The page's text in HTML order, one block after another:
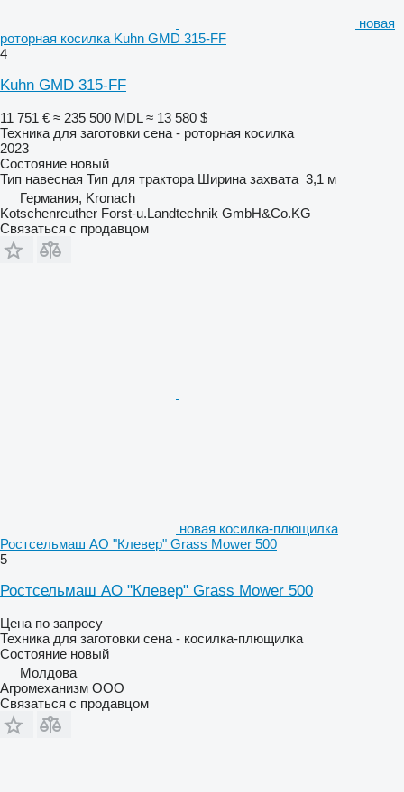
новая
роторная косилка Kuhn GMD 315-FF
4
Kuhn GMD 315-FF
11 751 € ≈ 235 500 MDL ≈ 13 580 $
Техника для заготовки сена - роторная косилка
2023
Состояние новый
Тип навесная Тип для трактора Ширина захвата 3,1 м
Германия, Kronach
Kotschenreuther Forst-u.Landtechnik GmbH&Co.KG
Связаться с продавцом
новая косилка-плющилка
Ростсельмаш АО "Клевер" Grass Mower 500
5
Ростсельмаш АО "Клевер" Grass Mower 500
Цена по запросу
Техника для заготовки сена - косилка-плющилка
Состояние новый
Молдова
Агромеханизм ООО
Связаться с продавцом